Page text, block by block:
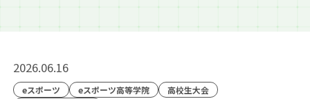
2026.06.16
eスポーツ eスポーツ高等学院
高校生大会